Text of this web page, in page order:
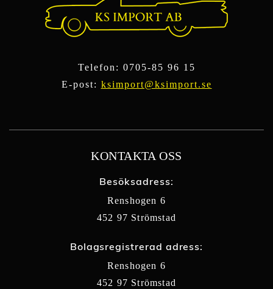
Telefon: 0705-85 96 15
E-post: ksimport@ksimport.se
KONTAKTA OSS
Besöksadress:
Renshogen 6
452 97 Strömstad
Bolagsregistrerad adress:
Renshogen 6
452 97 Strömstad